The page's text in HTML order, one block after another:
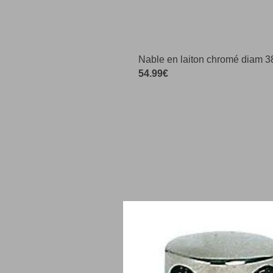
Nable en laiton chromé diam
54.99€